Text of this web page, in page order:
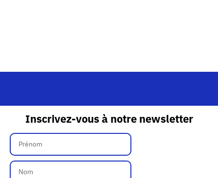
Inscrivez-vous à notre newsletter